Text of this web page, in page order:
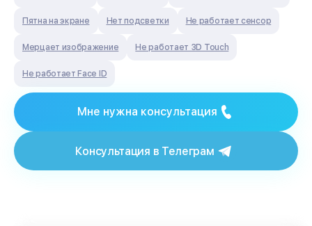
Пятна на экране Нет подсветки Не работает сенсор
Мерцает изображение Не работает 3D Touch
Не работает Face ID
Мне нужна консультация
Консультация в Телеграм